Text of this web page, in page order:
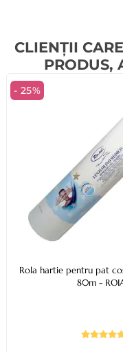
CLIENȚII
PRODUS,
- 25%
Rola hartie pentru pat
80m -